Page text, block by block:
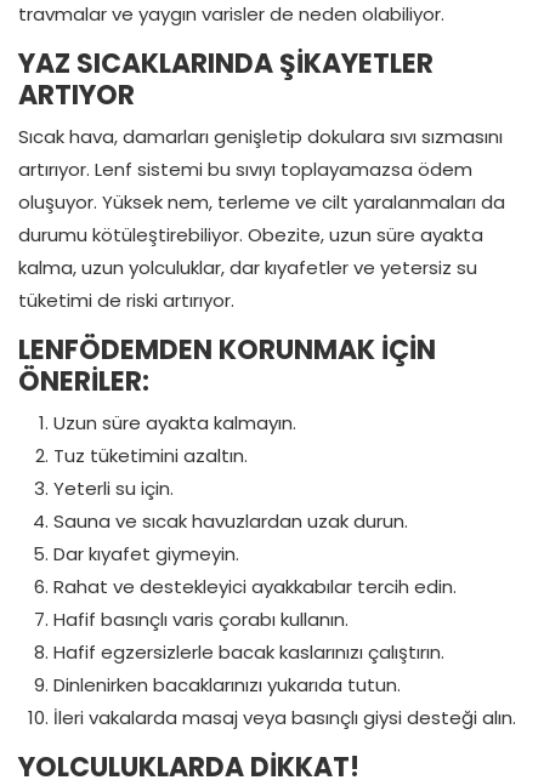
travmalar ve yaygın varisler de neden olabiliyor.
YAZ SICAKLARINDA ŞİKAYETLER
ARTIYOR
Sıcak hava, damarları genişletip dokulara sıvı sızmasını
artırıyor. Lenf sistemi bu sıvıyı toplayamazsa ödem
oluşuyor. Yüksek nem, terleme ve cilt yaralanmaları da
durumu kötüleştirebiliyor. Obezite, uzun süre ayakta
kalma, uzun yolculuklar, dar kıyafetler ve yetersiz su
tüketimi de riski artırıyor.
LENFÖDEMDEN KORUNMAK İÇİN
ÖNERİLER:
Uzun süre ayakta kalmayın.
Tuz tüketimini azaltın.
Yeterli su için.
Sauna ve sıcak havuzlardan uzak durun.
Dar kıyafet giymeyin.
Rahat ve destekleyici ayakkabılar tercih edin.
Hafif basınçlı varis çorabı kullanın.
Hafif egzersizlerle bacak kaslarınızı çalıştırın.
Dinlenirken bacaklarınızı yukarıda tutun.
İleri vakalarda masaj veya basınçlı giysi desteği alın.
YOLCULUKLARDA DİKKAT!